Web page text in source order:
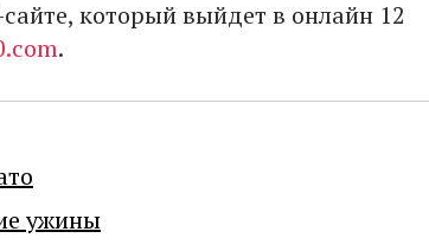
который выйдет в онлайн 12
.
ужины